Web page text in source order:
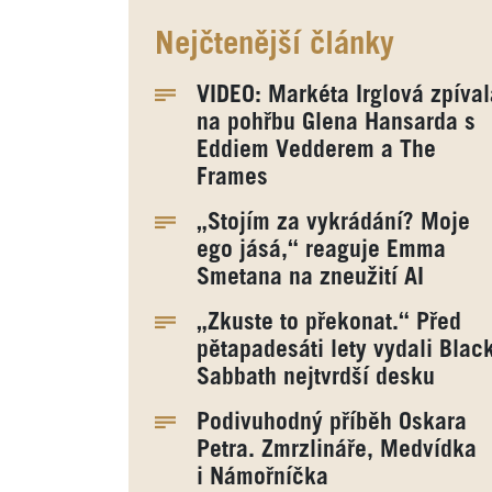
Nejčtenější články
VIDEO: Markéta Irglová
na pohřbu Glena Hansarda s
Eddiem Vedderem a The
Frames
„Stojím za vykrádání? Moje
ego jásá,“ reaguje Emma
Smetana na zneužití AI
„Zkuste to překonat.“ Před
pětapadesáti lety vydali
Sabbath nejtvrdší desku
Podivuhodný příběh Oskara
Petra. Zmrzlináře, Medvídka
i Námořníčka